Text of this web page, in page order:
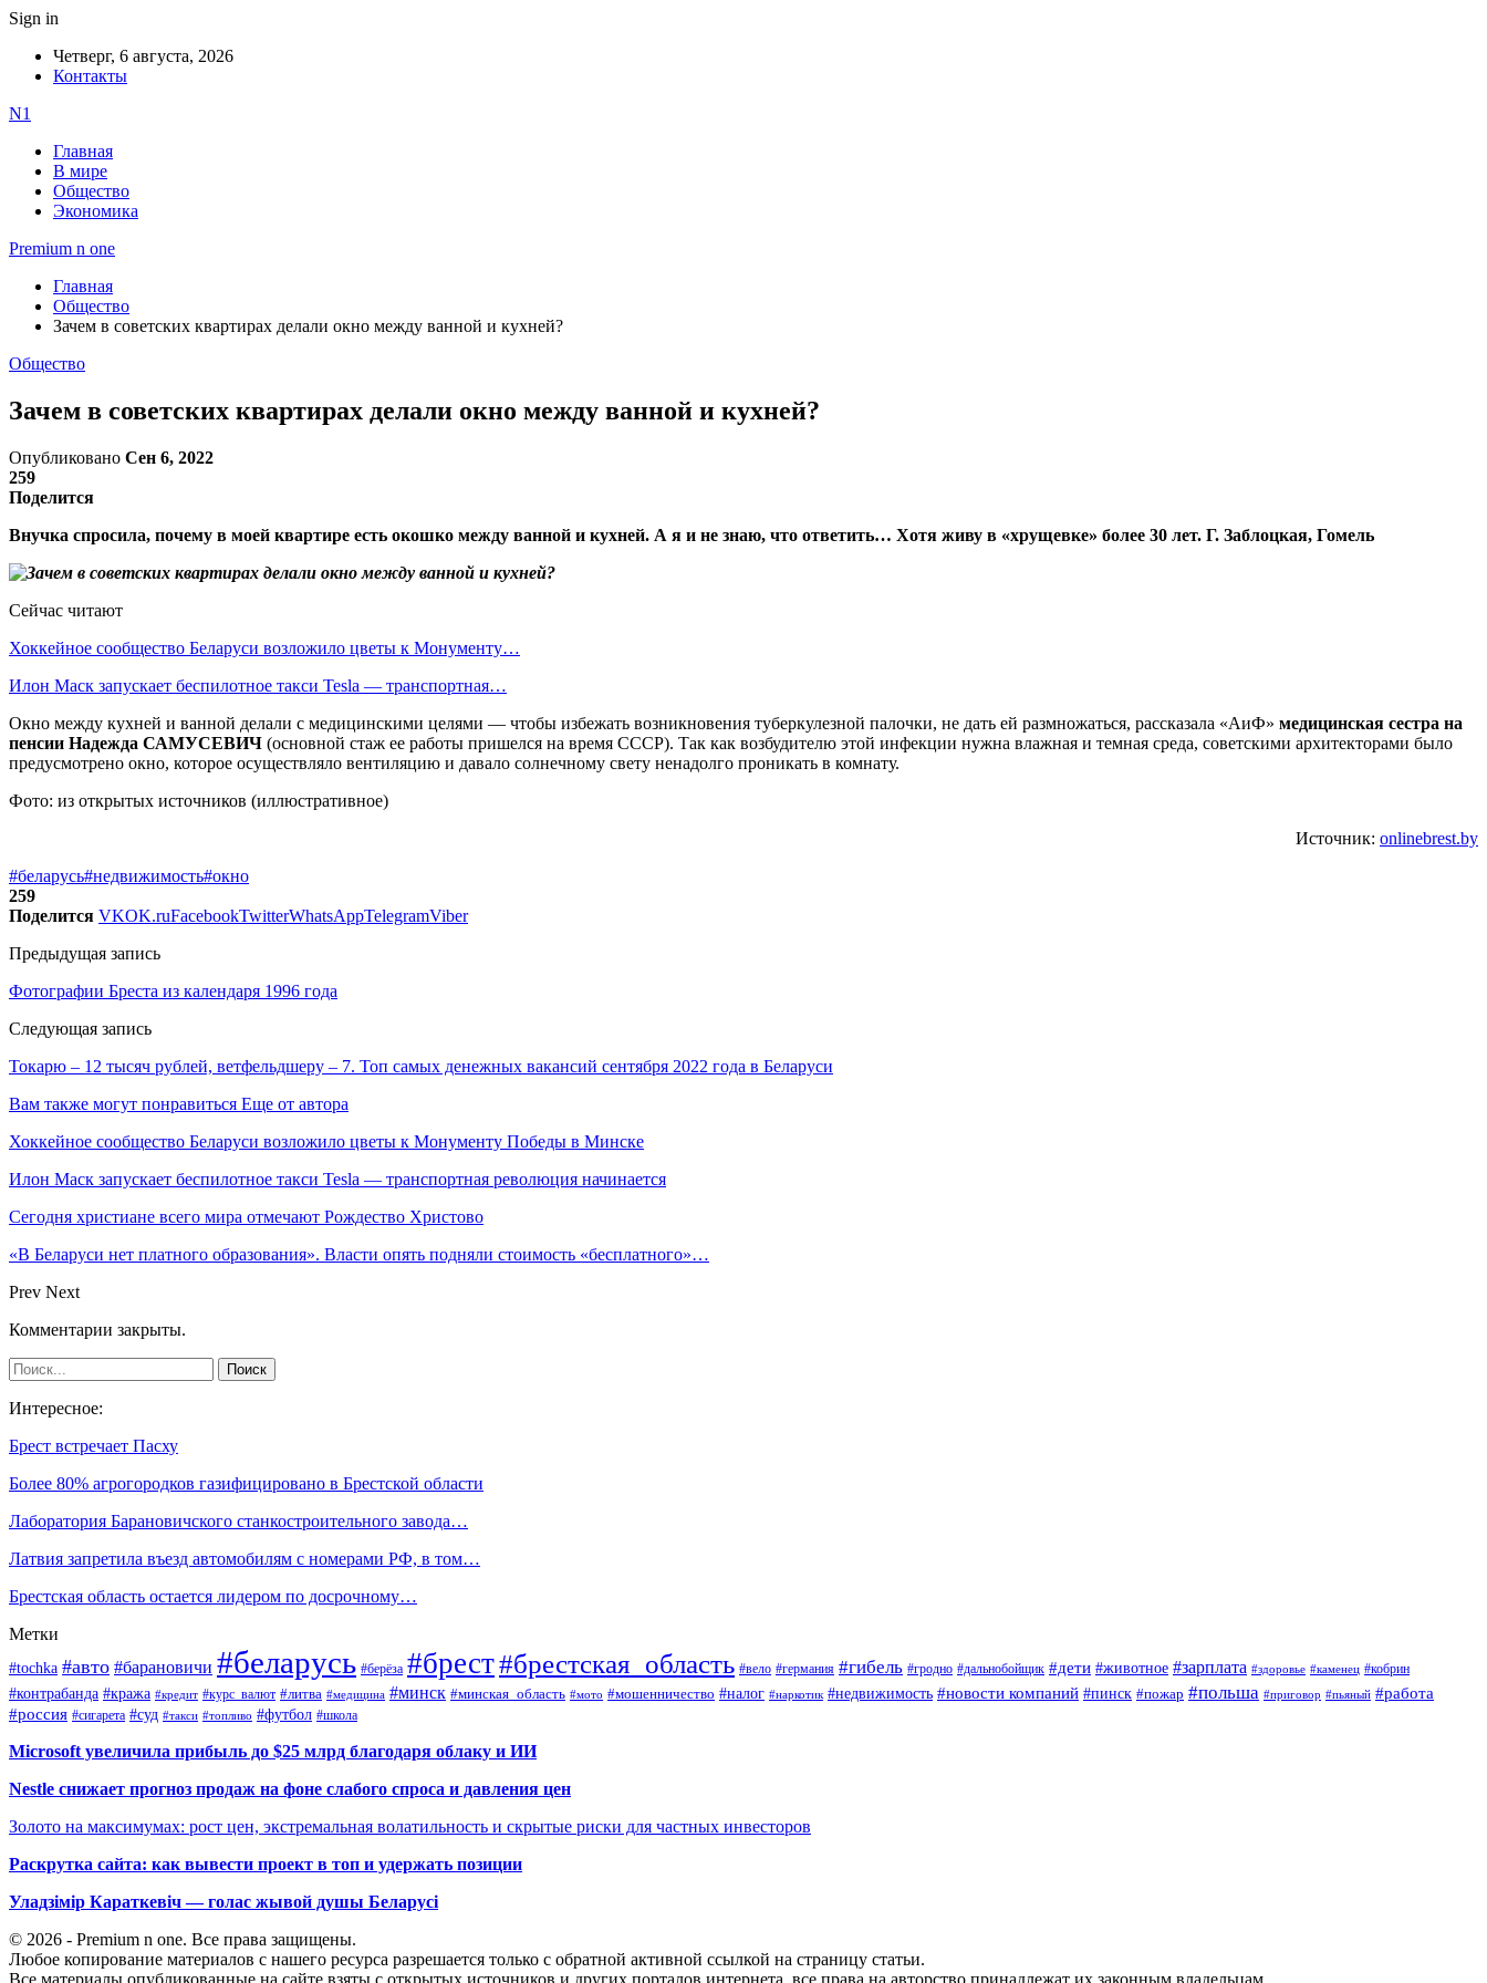
Sign in
Четверг, 6 августа, 2026
Контакты
N1
Главная
В мире
Общество
Экономика
Premium n one
Главная
Общество
Зачем в советских квартирах делали окно между ванной и кухней?
Общество
Зачем в советских квартирах делали окно между ванной и кухней?
Опубликовано Сен 6, 2022
259
Поделится
Внучка спросила, почему в моей квартире есть окошко между ванной и кухней. А я и не знаю, что ответить… Хотя живу в «хрущевке» более 30 лет. Г. Заблоцкая, Гомель
Сейчас читают
Хоккейное сообщество Беларуси возложило цветы к Монументу…
Илон Маск запускает беспилотное такси Tesla — транспортная…
Окно между кухней и ванной делали с медицинскими целями — чтобы избежать возникновения туберкулезной палочки, не дать ей размножаться, рассказала «АиФ» медицинская сестра на
пенсии Надежда САМУСЕВИЧ (основной стаж ее работы пришелся на время СССР). Так как возбудителю этой инфекции нужна влажная и темная среда, советскими архитекторами было
предусмотрено окно, которое осуществляло вентиляцию и давало солнечному свету ненадолго проникать в комнату.
Фото: из открытых источников (иллюстративное)
Источник: onlinebrest.by
#беларусь#недвижимость#окно
259
Поделится VKOK.ruFacebookTwitterWhatsAppTelegramViber
Предыдущая запись
Фотографии Бреста из календаря 1996 года
Следующая запись
Токарю – 12 тысяч рублей, ветфельдшеру – 7. Топ самых денежных вакансий сентября 2022 года в Беларуси
Вам также могут понравиться Еще от автора
Хоккейное сообщество Беларуси возложило цветы к Монументу Победы в Минске
Илон Маск запускает беспилотное такси Tesla — транспортная революция начинается
Сегодня христиане всего мира отмечают Рождество Христово
«В Беларуси нет платного образования». Власти опять подняли стоимость «бесплатного»…
Prev Next
Комментарии закрыты.
Интересное:
Брест встречает Пасху
Более 80% агрогородков газифицировано в Брестской области
Лаборатория Барановичского станкостроительного завода…
Латвия запретила въезд автомобилям с номерами РФ, в том…
Брестская область остается лидером по досрочному…
Метки
#tochka #авто #барановичи #беларусь #берёза #брест#брестская_область #вело #германия #гибель #гродно #дальнобойщик #дети #животное #зарплата #здоровье #каменец #кобрин
#контрабанда #кража #кредит #курс_валют #литва #медицина #минск #минская_область #мото #мошенничество #налог #наркотик #недвижимость #новости компаний #пинск #пожар #польша #приговор #пьяный #работа
#россия #сигарета #суд #такси #топливо #футбол #школа
Microsoft увеличила прибыль до $25 млрд благодаря облаку и ИИ
Nestle снижает прогноз продаж на фоне слабого спроса и давления цен
Золото на максимумах: рост цен, экстремальная волатильность и скрытые риски для частных инвесторов
Раскрутка сайта: как вывести проект в топ и удержать позиции
Уладзімір Караткевіч — голас жывой душы Беларусі
© 2026 - Premium n one. Все права защищены.
Любое копирование материалов с нашего ресурса разрешается только с обратной активной ссылкой на страницу статьи.
Все материалы опубликованные на сайте взяты с открытых источников и других порталов интернета, все права на авторство принадлежат их законным владельцам.